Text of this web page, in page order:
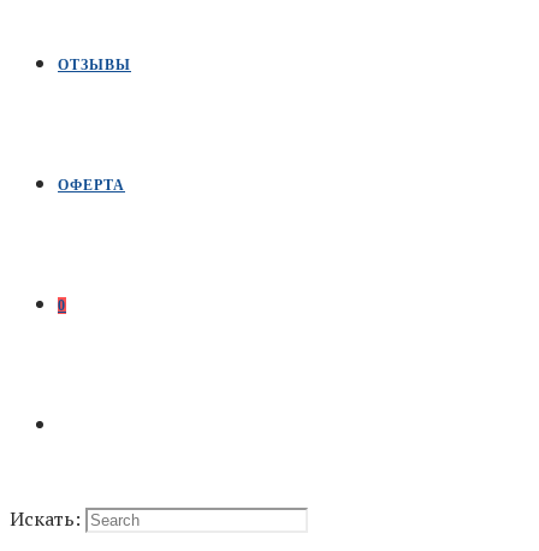
ОТЗЫВЫ
ОФЕРТА
0
Искать: